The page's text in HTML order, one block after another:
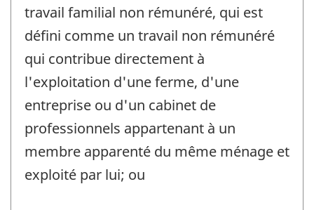
travail familial non rémunéré, qui est
défini comme un travail non rémunéré
qui contribue directement à
l'exploitation d'une ferme, d'une
entreprise ou d'un cabinet de
professionnels appartenant à un
membre apparenté du même ménage et
exploité par lui; ou